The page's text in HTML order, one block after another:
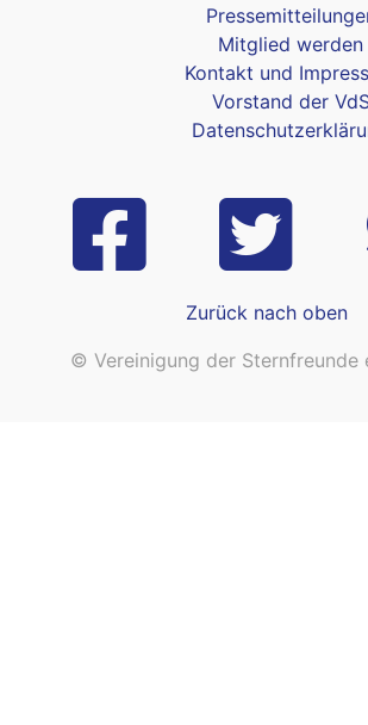
Mitglied werden
Kontakt und
Vorstand der
Zurück nach oben
© Vereinigung der Sternfreunde